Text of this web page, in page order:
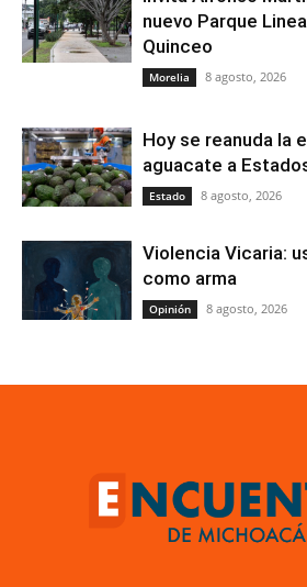
nuevo Parque
Quinceo
Morelia 8 agosto, 2026
Hoy se reanuda la
aguacate a
Estado 8 agosto, 2026
Violencia Vicaria:
como arma
Opinión 8 agosto, 2026